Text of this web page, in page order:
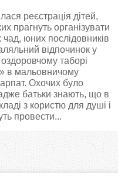
реєстрація дітей,
прагнуть організувати
чад, юних послідовників
відпочинок у
таборі
в мальовничому
Охочих було
батьки знають, що в
з користю для душі і
провести...